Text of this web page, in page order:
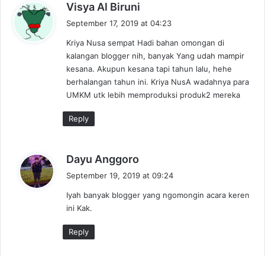
Visya Al Biruni
s
:
September 17, 2019 at 04:23
Kriya Nusa sempat Hadi bahan omongan di
kalangan blogger nih, banyak Yang udah mampir
kesana. Akupun kesana tapi tahun lalu, hehe
berhalangan tahun ini. Kriya NusA wadahnya para
UMKM utk lebih memproduksi produk2 mereka
Reply
Dayu Anggoro
s
September 19, 2019 at 09:24
Iyah banyak blogger yang ngomongin acara keren
ini Kak.
Reply